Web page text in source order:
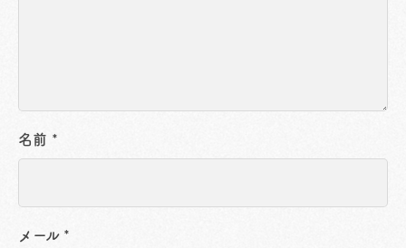
名前 *
メール *